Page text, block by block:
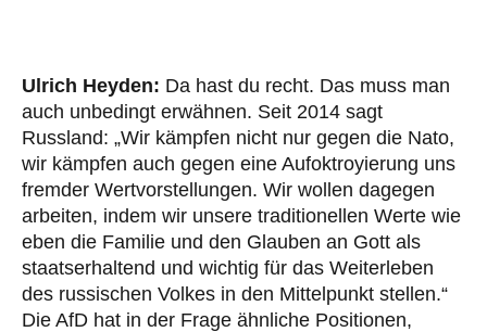
Ulrich Heyden: Da hast du recht. Das muss man
auch unbedingt erwähnen. Seit 2014 sagt
Russland: „Wir kämpfen nicht nur gegen die Nato,
wir kämpfen auch gegen eine Aufoktroyierung uns
fremder Wertvorstellungen. Wir wollen dagegen
arbeiten, indem wir unsere traditionellen Werte wie
eben die Familie und den Glauben an Gott als
staatserhaltend und wichtig für das Weiterleben
des russischen Volkes in den Mittelpunkt stellen.“
Die AfD hat in der Frage ähnliche Positionen,